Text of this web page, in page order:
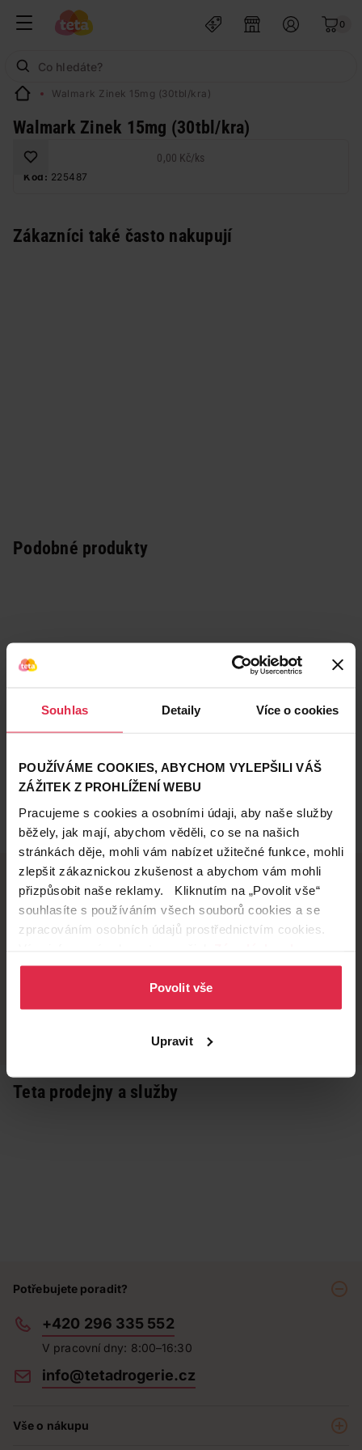
Souhlas Detaily Více o cookies
POUŽÍVÁME COOKIES, ABYCHOM VYLEPŠILI VÁŠ
ZÁŽITEK Z PROHLÍŽENÍ WEBU
Pracujeme s cookies a osobními údaji, aby naše služby
běžely, jak mají, abychom věděli, co se na našich
stránkách děje, mohli vám nabízet užitečné funkce, mohli
zlepšit zákaznickou zkušenost a abychom vám mohli
přizpůsobit naše reklamy. Kliknutím na „Povolit vše“
souhlasíte s používáním všech souborů cookies a se
zpracováním osobních údajů prostřednictvím cookies.
osobních údajů.
Povolit vše
Upravit
0
Walmark Zinek 15mg (30tbl/kra)
Walmark Zinek 15mg (30tbl/kra)
0,00 Kč/ks
Kód: 225487
Zákazníci také často nakupují
Podobné produkty
Doručení zdarma
při nákupu nad 1 200 Kč
Věrnostní slevy
ušetřete s Teta klubem
Vyzvednutí na
Široká síť prodejen
Teta prodejny a služby
Potřebujete poradit?
+420 296 335 552
V pracovní dny: 8:00–16:30
info@tetadrogerie.cz
Vše o nákupu